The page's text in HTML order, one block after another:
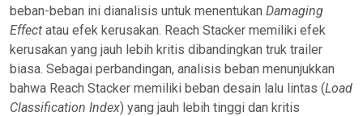
beban-beban ini dianalisis untuk menentukan Damaging
Effect atau efek kerusakan. Reach Stacker memiliki efek
kerusakan yang jauh lebih kritis dibandingkan truk trailer
biasa. Sebagai perbandingan, analisis beban menunjukkan
bahwa Reach Stacker memiliki beban desain lalu lintas (Load
Classification Index) yang jauh lebih tinggi dan kritis